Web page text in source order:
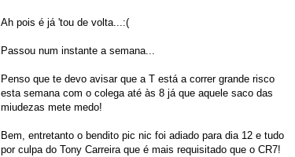
Ah pois é já 'tou de volta...:(
Passou num instante a semana...
Penso que te devo avisar que a T está a correr grande risco
esta semana com o colega até às 8 já que aquele saco das
miudezas mete medo!
Bem, entretanto o bendito pic nic foi adiado para dia 12 e tudo
por culpa do Tony Carreira que é mais requisitado que o CR7!